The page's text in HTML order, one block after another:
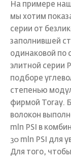
На примере
мы хотим
серии от
заполнившей
одинаковой по
элитной серии
подборе
степенью
фирмой Toray.
волокон
mln PSI в
30 mln PSI для
Для того,